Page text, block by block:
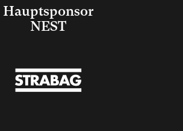
Hauptsponsor
NEST